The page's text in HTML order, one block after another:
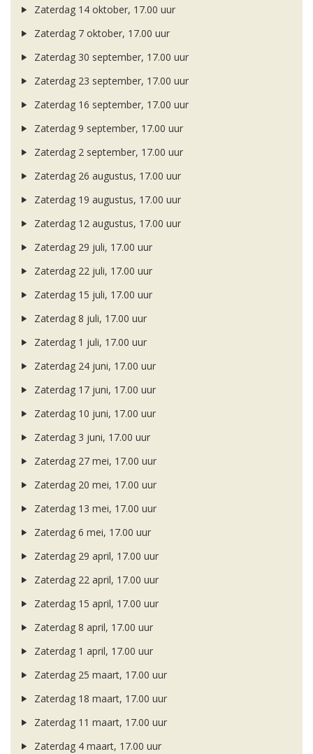
Zaterdag 14 oktober, 17.00 uur
Zaterdag 7 oktober, 17.00 uur
Zaterdag 30 september, 17.00 uur
Zaterdag 23 september, 17.00 uur
Zaterdag 16 september, 17.00 uur
Zaterdag 9 september, 17.00 uur
Zaterdag 2 september, 17.00 uur
Zaterdag 26 augustus, 17.00 uur
Zaterdag 19 augustus, 17.00 uur
Zaterdag 12 augustus, 17.00 uur
Zaterdag 29 juli, 17.00 uur
Zaterdag 22 juli, 17.00 uur
Zaterdag 15 juli, 17.00 uur
Zaterdag 8 juli, 17.00 uur
Zaterdag 1 juli, 17.00 uur
Zaterdag 24 juni, 17.00 uur
Zaterdag 17 juni, 17.00 uur
Zaterdag 10 juni, 17.00 uur
Zaterdag 3 juni, 17.00 uur
Zaterdag 27 mei, 17.00 uur
Zaterdag 20 mei, 17.00 uur
Zaterdag 13 mei, 17.00 uur
Zaterdag 6 mei, 17.00 uur
Zaterdag 29 april, 17.00 uur
Zaterdag 22 april, 17.00 uur
Zaterdag 15 april, 17.00 uur
Zaterdag 8 april, 17.00 uur
Zaterdag 1 april, 17.00 uur
Zaterdag 25 maart, 17.00 uur
Zaterdag 18 maart, 17.00 uur
Zaterdag 11 maart, 17.00 uur
Zaterdag 4 maart, 17.00 uur